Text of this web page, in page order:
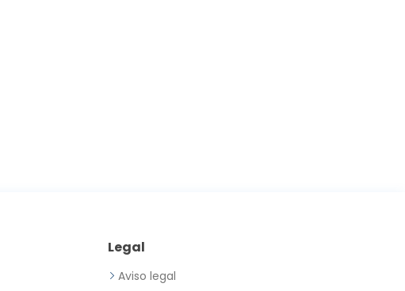
Legal
Aviso legal